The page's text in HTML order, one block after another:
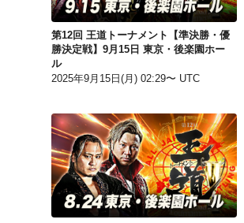
第12回 王道トーナメント【準決勝・優
勝決定戦】9月15日 東京・後楽園ホー
ル
2025年9月15日(月) 02:29〜 UTC
【会員無料】第12回 王道トーナメント【開幕戦・1回戦】8月24日 東京・後楽園ホール